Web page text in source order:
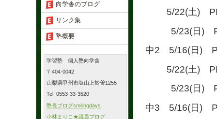
5/22(土)
5/23(日)
中2 5/16(日)
5/22(土)
5/23(日)
中3 5/16(日)
向学舎のブログ
リンク集
塾概要
学習塾 個人塾向学舎
〒404-0042
山梨県甲州市塩山上於曽1255
Tel 0553-33-3520
塾長ブログsmilingdays
小林まりこ★議員ブログ